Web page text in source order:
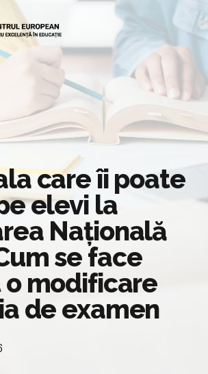
care îi poate
elevi la
Națională
se face
modificare
de examen